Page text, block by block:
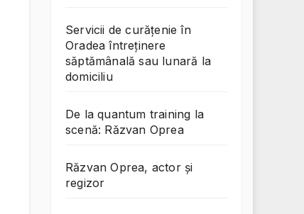
Servicii de curățenie în
Oradea întreținere
săptămânală sau lunară la
domiciliu
De la quantum training la
scenă: Răzvan Oprea
Răzvan Oprea, actor și
regizor